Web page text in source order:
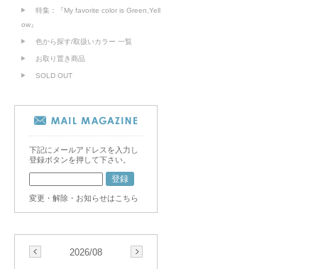
特集：『My favorite color is Green,Yell
ow』
色から探す/取扱いカラー 一覧
お取り置き商品
SOLD OUT
下記にメールアドレスを入力し
登録ボタンを押して下さい。
変更・解除・お知らせはこちら
2026/08